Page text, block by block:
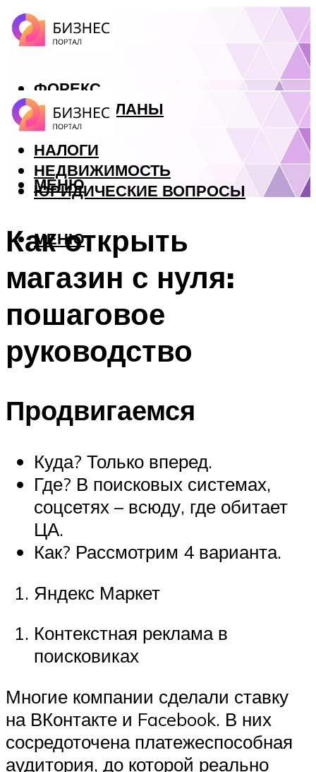
ФОРЕКС
БИЗНЕС ПЛАНЫ
КРЕДИТЫ
НАЛОГИ
НЕДВИЖИМОСТЬ
ЮРИДИЧЕСКИЕ ВОПРОСЫ
МЕНЮ
МЕНЮ
Как открыть
магазин с нуля:
пошаговое
руководство
Продвигаемся
Куда? Только вперед.
Где? В поисковых системах,
соцсетях – всюду, где обитает
ЦА.
Как? Рассмотрим 4 варианта.
Яндекс Маркет
Контекстная реклама в
поисковиках
Многие компании сделали ставку
на ВКонтакте и Facebook. В них
сосредоточена платежеспособная
аудитория, до которой реально